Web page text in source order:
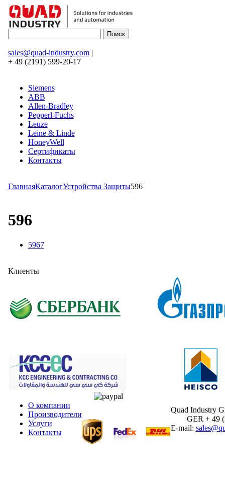
sales@quad-industry.com|
+ 49 (2191) 599-20-17
Siemens
ABB
Allen-Bradley
Pepperl-Fuchs
Leuze
Leine & Linde
HoneyWell
Сертификаты
Контакты
ГлавнаяКаталогУстройства Защиты596
596
5967
Клиенты
О компании
Производители
Услуги
Контакты
Quad Industry
GER + 49
E-mail: